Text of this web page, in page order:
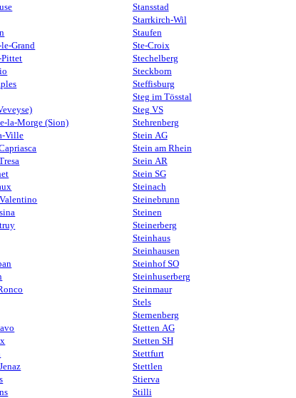
Grand
Pittet
la-Morge (Sion)
Ville
Stansstad
Starrkirch-Wil
Staufen
Ste-Croix
Stechelberg
Steckborn
Steffisburg
Steg im Tösstal
Steg VS
Stehrenberg
Stein AG
Stein am Rhein
Stein AR
Stein SG
Steinach
Steinebrunn
Steinen
Steinerberg
Steinhaus
Steinhausen
Steinhof SO
Steinhuserberg
Steinmaur
Stels
Sternenberg
Stetten AG
Stetten SH
Stettfurt
Stettlen
Stierva
Stilli